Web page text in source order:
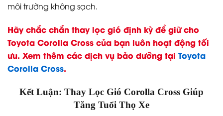
môi trường không sạch.
Hãy chắc chắn thay lọc gió định kỳ để giữ cho
Toyota Corolla Cross của bạn luôn hoạt động tối
ưu. Xem thêm các dịch vụ bảo dưỡng tại Toyota
Corolla Cross.
Kết Luận: Thay Lọc Gió Corolla Cross Giúp
Tăng Tuổi Thọ Xe